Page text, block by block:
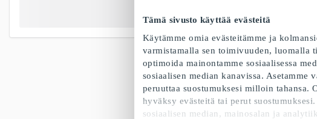
Tämä sivusto käyttää evästeitä
Käytämme omia evästeitämme ja
varmistamalla sen toimivuuden, luomalla
optimoida mainontamme sosiaalisessa
sosiaalisen median kanavissa.
peruuttaa suostumuksesi milloin
hyväksy evästeitä tai perut
sosiaalisen median, mainosalan ja